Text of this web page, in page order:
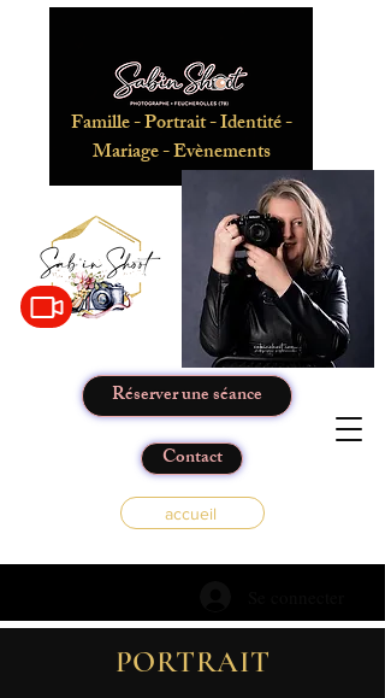
Famille - Portrait - Identité -
Mariage - Evènements
Réserver une séance
Contact
accueil
PORTRAIT